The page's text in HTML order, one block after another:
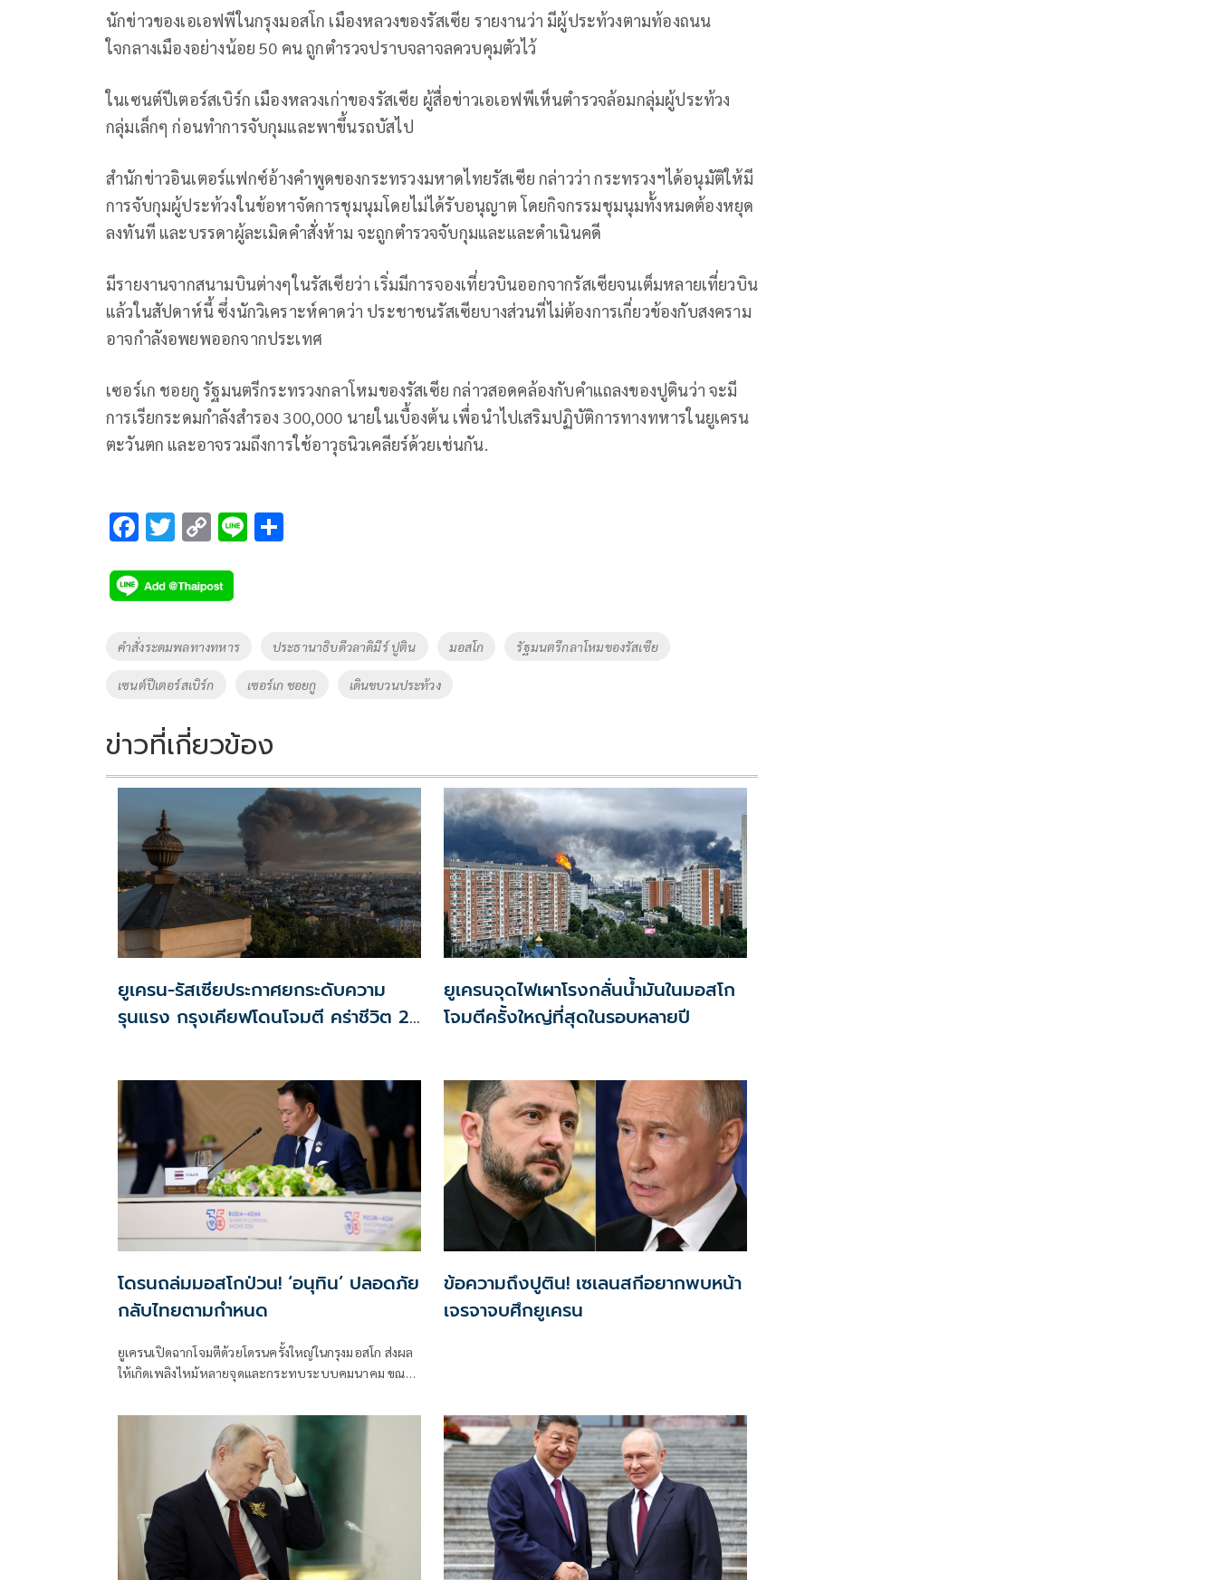
นักข่าวของเอเอฟพีในกรุงมอสโก เมืองหลวงของรัสเซีย รายงานว่า มีผู้ประท้วงตามท้องถนน
ใจกลางเมืองอย่างน้อย 50 คน ถูกตำรวจปราบจลาจลควบคุมตัวไว้
ในเซนต์ปีเตอร์สเบิร์ก เมืองหลวงเก่าของรัสเซีย ผู้สื่อข่าวเอเอฟพีเห็นตำรวจล้อมกลุ่มผู้ประท้วง
กลุ่มเล็กๆ ก่อนทำการจับกุมและพาขึ้นรถบัสไป
สำนักข่าวอินเตอร์แฟกซ์อ้างคำพูดของกระทรวงมหาดไทยรัสเซีย กล่าวว่า กระทรวงฯได้อนุมัติให้มี
การจับกุมผู้ประท้วงในข้อหาจัดการชุมนุมโดยไม่ได้รับอนุญาต โดยกิจกรรมชุมนุมทั้งหมดต้องหยุด
ลงทันที และบรรดาผู้ละเมิดคำสั่งห้าม จะถูกตำรวจจับกุมและและดำเนินคดี
มีรายงานจากสนามบินต่างๆในรัสเซียว่า เริ่มมีการจองเที่ยวบินออกจากรัสเซียจนเต็มหลายเที่ยวบิน
แล้วในสัปดาห์นี้ ซึ่งนักวิเคราะห์คาดว่า ประชาชนรัสเซียบางส่วนที่ไม่ต้องการเกี่ยวข้องกับสงคราม
อาจกำลังอพยพออกจากประเทศ
เซอร์เก ชอยกู รัฐมนตรีกระทรวงกลาโหมของรัสเซีย กล่าวสอดคล้องกับคำแถลงของปูตินว่า จะมี
การเรียกระดมกำลังสำรอง 300,000 นายในเบื้องต้น เพื่อนำไปเสริมปฏิบัติการทางทหารในยูเครน
ตะวันตก และอาจรวมถึงการใช้อาวุธนิวเคลียร์ด้วยเช่นกัน.
F
e
b
o
o
k
T
tt
er
C
p
y
Li
k
Li
Tags
คำสั่งระดมพลทางทหาร ประธานาธิบดีวลาดิมีร์ ปูติน มอสโก รัฐมนตรีกลาโหมของรัสเซีย
เซนต์ปีเตอร์สเบิร์ก เซอร์เก ชอยกู เดินขบวนประท้วง
ข่าวที่เกี่ยวข้อง
ยูเครน-รัสเซียประกาศยกระดับความ
รุนแรง กรุงเคียฟโดนโจมตี คร่าชีวิต 27
ยูเครนจุดไฟเผาโรงกลั่นน้ำมันในมอสโก
โจมตีครั้งใหญ่ที่สุดในรอบหลายปี
โดรนถล่มมอสโกป่วน! ‘อนุทิน’ ปลอดภัย
กลับไทยตามกำหนด
ยูเครนเปิดฉากโจมตีด้วยโดรนครั้งใหญ่ในกรุงมอสโก ส่งผล
ให้เกิดเพลิงไหม้หลายจุดและกระทบระบบคมนาคม ขณะ
อาเซียน-รัสเซีย ที่เมืองคาซาน ยังปลอดภัยดี และมีกำหนด
เดินทางกลับประเทศไทยตามแผนเดิม
ข้อความถึงปูติน! เซเลนสกีอยากพบหน้า
เจรจาจบศึกยูเครน